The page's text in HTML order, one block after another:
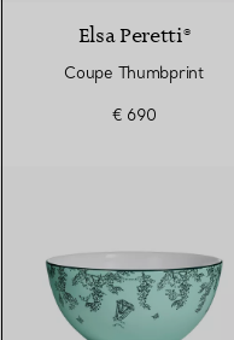
Elsa Peretti®
Coupe Thumbprint
€ 690